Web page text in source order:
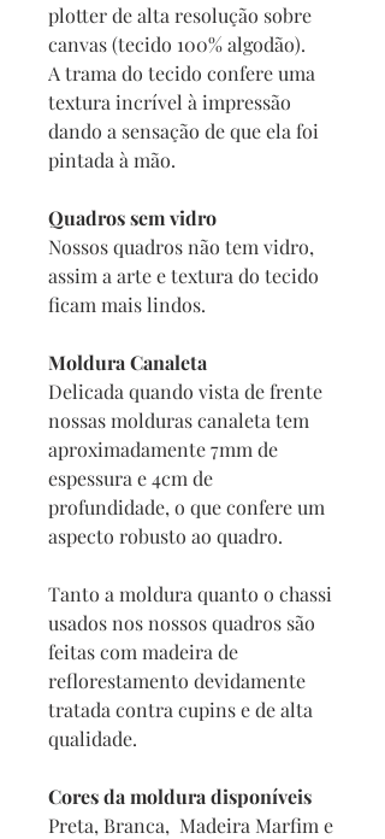
plotter de alta resolução sobre
canvas (tecido 100% algodão).
A trama do tecido confere uma
textura incrível à impressão
dando a sensação de que ela foi
pintada à mão.
Quadros sem vidro
Nossos quadros não tem vidro,
assim a arte e textura do tecido
ficam mais lindos.
Moldura Canaleta
Delicada quando vista de frente
nossas molduras canaleta tem
aproximadamente 7mm de
espessura e 4cm de
profundidade, o que confere um
aspecto robusto ao quadro.
Tanto a moldura quanto o chassi
usados nos nossos quadros são
feitas com madeira de
reflorestamento devidamente
tratada contra cupins e de alta
qualidade.
Cores da moldura disponíveis
Preta, Branca, Madeira Marfim e